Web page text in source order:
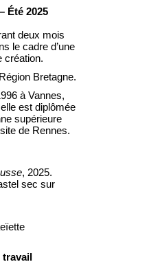
Été 2025
deux mois
le cadre d’une
création.
Bretagne.
à Vannes,
est diplômée
supérieure
de Rennes.
, 2025.
sec sur
travail